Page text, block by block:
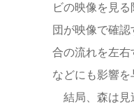
ビの映像を見
団が映像で確
合の流れを左右
などにも影響を
結局、森は見